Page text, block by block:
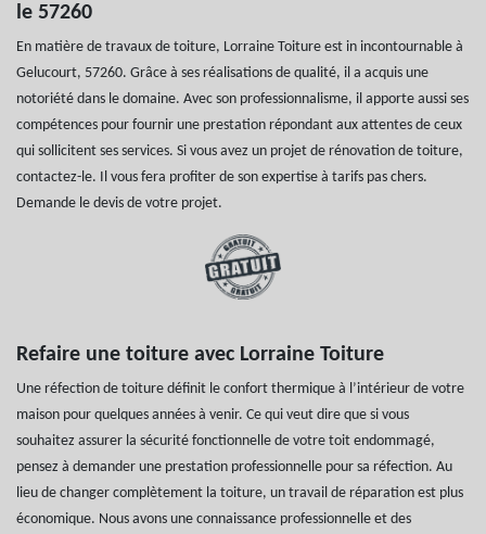
le 57260
En matière de travaux de toiture, Lorraine Toiture est in incontournable à
Gelucourt, 57260. Grâce à ses réalisations de qualité, il a acquis une
notoriété dans le domaine. Avec son professionnalisme, il apporte aussi ses
compétences pour fournir une prestation répondant aux attentes de ceux
qui sollicitent ses services. Si vous avez un projet de rénovation de toiture,
contactez-le. Il vous fera profiter de son expertise à tarifs pas chers.
Demande le devis de votre projet.
Refaire une toiture avec Lorraine Toiture
Une réfection de toiture définit le confort thermique à l’intérieur de votre
maison pour quelques années à venir. Ce qui veut dire que si vous
souhaitez assurer la sécurité fonctionnelle de votre toit endommagé,
pensez à demander une prestation professionnelle pour sa réfection. Au
lieu de changer complètement la toiture, un travail de réparation est plus
économique. Nous avons une connaissance professionnelle et des